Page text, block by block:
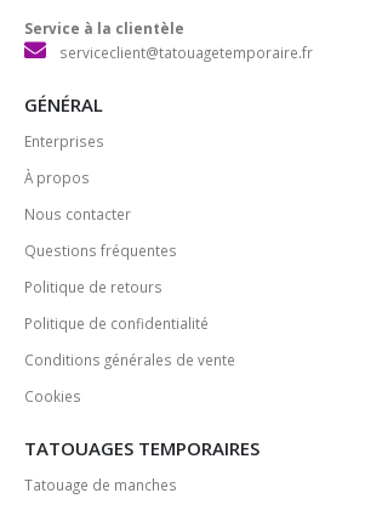
Service à la clientèle
serviceclient@tatouagetemporaire.fr
GÉNÉRAL
Enterprises
À propos
Nous contacter
Questions fréquentes
Politique de retours
Politique de confidentialité
Conditions générales de vente
Cookies
TATOUAGES TEMPORAIRES
Tatouage de manches